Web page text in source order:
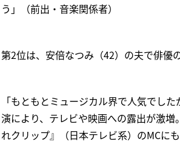
う」（前出・音楽関係者）
第2位は、安倍なつみ（42）の夫で俳優
「もともとミュージカル界で人気でし
演により、テレビや映画への露出が激
れクリップ』（日本テレビ系）のMCに